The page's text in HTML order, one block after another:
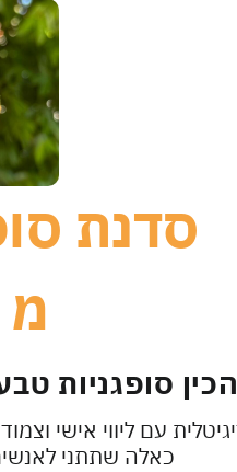
סדנת
מ
סופגניות
עם ליווי אישי
כאלה שתתני